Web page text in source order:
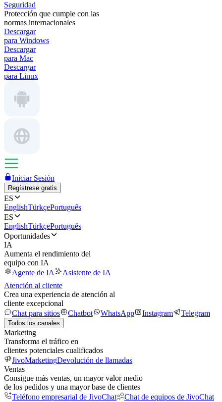
Seguridad
Protección que cumple con las
normas internacionales
Descargar
para Windows
Descargar
para Mac
Descargar
para Linux
Iniciar Sesión
Regístrese gratis
ES
EnglishTürkçePortuguês
ES
EnglishTürkçePortuguês
Oportunidades
IA
Aumenta el rendimiento del
equipo con IA
Agente de IA
Asistente de IA
Atención al cliente
Crea una experiencia de atención al
cliente excepcional
Chat para sitios
Chatbot WhatsApp Instagram Telegram
Todos los canales
Marketing
Transforma el tráfico en
clientes potenciales cualificados
JivoMarketingDevolución de llamadas
Ventas
Consigue más ventas, un mayor valor medio
de los pedidos y una mayor base de clientes
Teléfono empresarial de JivoChat
Chat de equipos de JivoChat